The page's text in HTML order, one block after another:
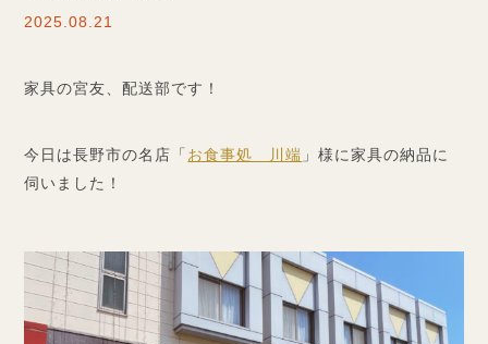
2025.08.21
家具の宮友、配送部です！
今日は長野市の名店「 お食事処 川端 」様に家具の納品に
伺いました！